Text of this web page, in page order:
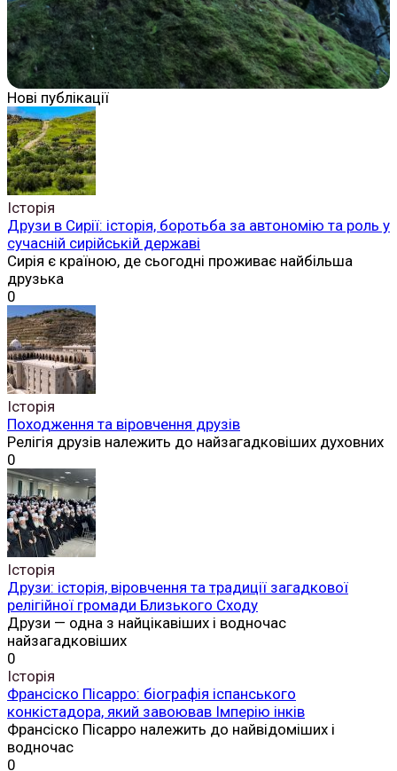
Нові публікації
Історія
Друзи в Сирії: історія, боротьба за автономію та роль у
сучасній сирійській державі
Сирія є країною, де сьогодні проживає найбільша
друзька
0
Історія
Походження та віровчення друзів
Релігія друзів належить до найзагадковіших духовних
0
Історія
Друзи: історія, віровчення та традиції загадкової
релігійної громади Близького Сходу
Друзи — одна з найцікавіших і водночас
найзагадковіших
0
Історія
Франсіско Пісарро: біографія іспанського
конкістадора, який завоював Імперію інків
Франсіско Пісарро належить до найвідоміших і
водночас
0